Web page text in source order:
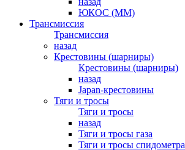
ЮКОС (ММ)
Трансмиссия
Трансмиссия
назад
Крестовины (шарниры)
Крестовины (шарниры)
назад
Japan-крестовины
Тяги и тросы
Тяги и тросы
назад
Тяги и тросы газа
Тяги и тросы спидометра